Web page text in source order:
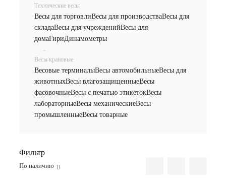
Технические весы
Весы для торговлиВесы для производстваВесы для
складаВесы для учрежденийВесы для
домаГириДинамометры
-
Весы крановые
Весовые терминалыВесы автомобильныеВесы для
животныхВесы влагозащищенныеВесы
фасовочныеВесы с печатью этикетокВесы
лабораторныеВесы механическиеВесы
промышленныеВесы товарные
Фильтр
По наличию